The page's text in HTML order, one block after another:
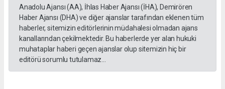
Anadolu Ajansı (AA), İhlas Haber Ajansı (İHA), Demirören
Haber Ajansı (DHA) ve diğer ajanslar tarafından eklenen tüm
haberler, sitemizin editörlerinin müdahalesi olmadan ajans
kanallarından çekilmektedir. Bu haberlerde yer alan hukuki
muhataplar haberi geçen ajanslar olup sitemizin hiç bir
editörü sorumlu tutulamaz...